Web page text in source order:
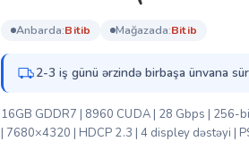
anbarda: bi̇ti̇b mağazada: bi̇ti̇b
2-3 iş günü ərzində birbaşa ünvana
16GB GDDR7 | 8960 CUDA | 28 Gbps | 256-
| 7680×4320 | HDCP 2.3 | 4 displey dəstəyi |